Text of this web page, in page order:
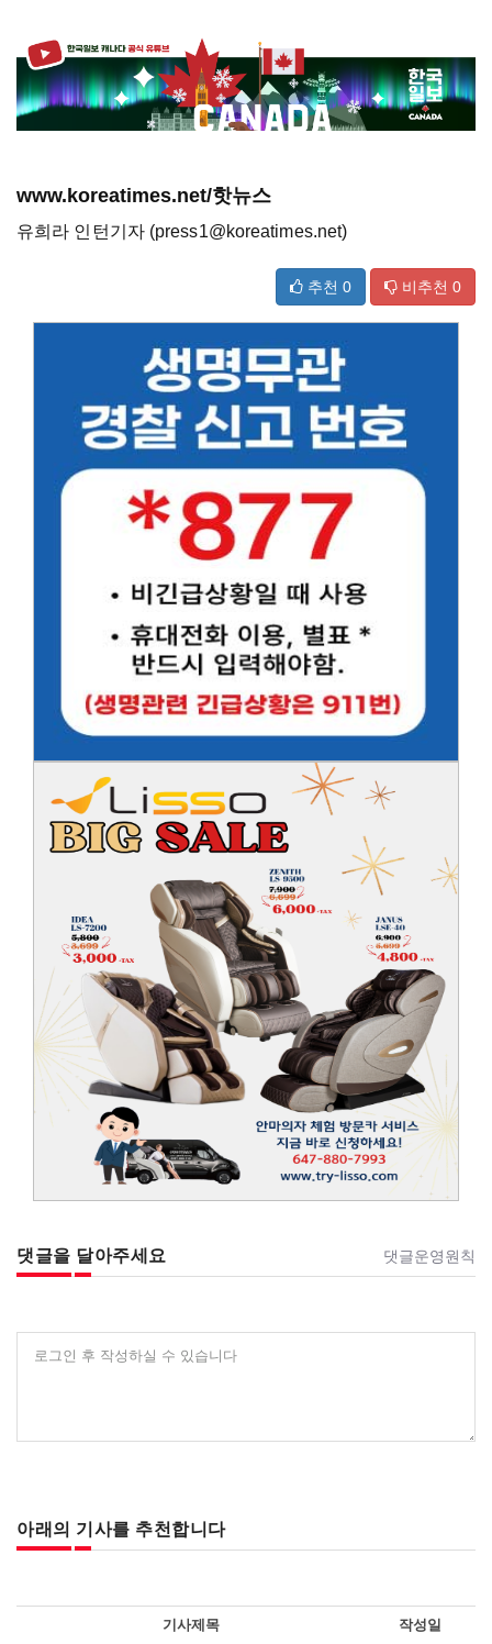
www.koreatimes.net/핫뉴스
유희라 인턴기자 (press1@koreatimes.net)
추천 0 비추천 0
댓글을 달아주세요 댓글운영원칙
로그인 후 작성하실 수 있습니다
아래의 기사를 추천합니다
기사제목 작성일